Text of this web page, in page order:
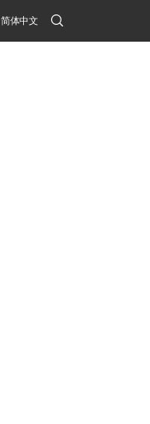
简体中文 Search
Submit